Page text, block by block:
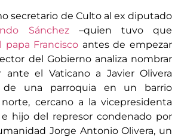
secretario de Culto al ex diputado
Sánchez–quien tuvo que
papa Francisco antes de empezar
del Gobierno analiza nombrar
ante el Vaticano a Javier Olivera
de una parroquia en un barrio
cercano a la vicepresidenta
e hijo del represor condenado por
Jorge Antonio Olivera, un